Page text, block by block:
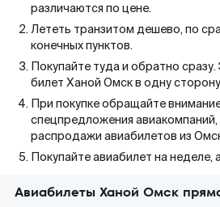
различаются по цене.
Лететь транзитом дешево, по
конечных пунктов.
Покупайте туда и обратно
билет Ханой Омск в одну
При покупке обращайте
спецпредложения авиакомпаний,
распродажи авиабилетов из
Покупайте авиабилет на неделе,
Авиабилеты Ханой Омск